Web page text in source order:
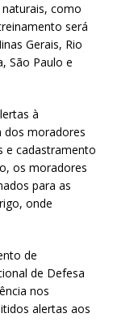
como
será
Gerais, Rio
São Paulo e
à
dos moradores
e cadastramento
os moradores
para as
onde
de
de Defesa
nos
alertas aos